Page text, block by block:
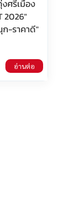
ศรีเมือง
2026"
-ราคาดี"
อ่านต่อ